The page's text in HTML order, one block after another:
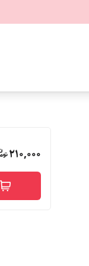
210,000